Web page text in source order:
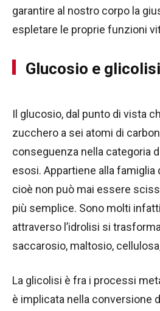
garantire al nostro corpo la
espletare le proprie funzioni
Glucosio e glicolisi
Il glucosio, dal punto di vista
zucchero a sei atomi di
conseguenza nella categoria
esosi. Appartiene alla famiglia
cioè non può mai essere
più semplice. Sono molti
attraverso l’idrolisi si
saccarosio, maltosio,
La glicolisi è fra i processi
è implicata nella conversione